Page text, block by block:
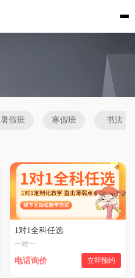
暑假班 寒假班 书法
1对1全科任选
一对一
电话询价 立即预约